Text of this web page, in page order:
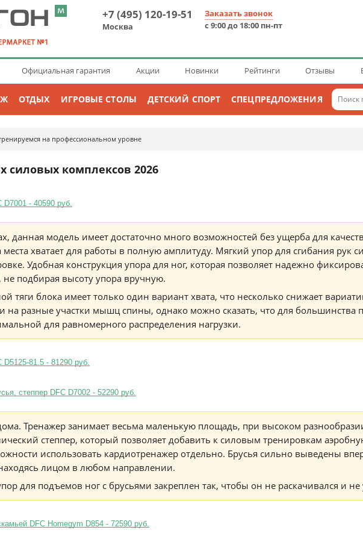
+7 (495) 120-19-51
Москва
Заказать звонок
с 9:00 до 18:00 пн-пт
Официальная гарантия Акции Новинки Рейтинги Отзывы
ОТДЫХ ИГРОВЫЕ СТОЛЫ ДЕТСКИЙ СПОРТ СПЕЦПРЕДЛОЖЕНИЯ
на профессиональном уровне
силовых комплексов 2026
D7001 - 40590 руб.
данная модель имеет достаточно много возможностей без ущерба для
места хватает для работы в полную амплитуду. Мягкий упор для сгибания рук
Удобная конструкция упора для ног, которая позволяет надежно
подбирая высоту упора вручную.
тяги блока имеет только один вариант хвата, что несколько снижает
на разные участки мышц спины, однако можно сказать, что для большинства
для равномерного распределения нагрузки.
81.5 - 81290 руб.
степпер DFC D7002 - 52290 руб.
Тренажер занимает весьма маленькую площадь, при высоком
степпер, который позволяет добавить к силовым тренировкам
использовать кардиотренажер отдельно. Брусья сильно выведены
лицом в любом направлении.
для подъемов ног с брусьями закреплен так, чтобы он не раскачивался и не
DFC Homegym D854 - 72590 руб.